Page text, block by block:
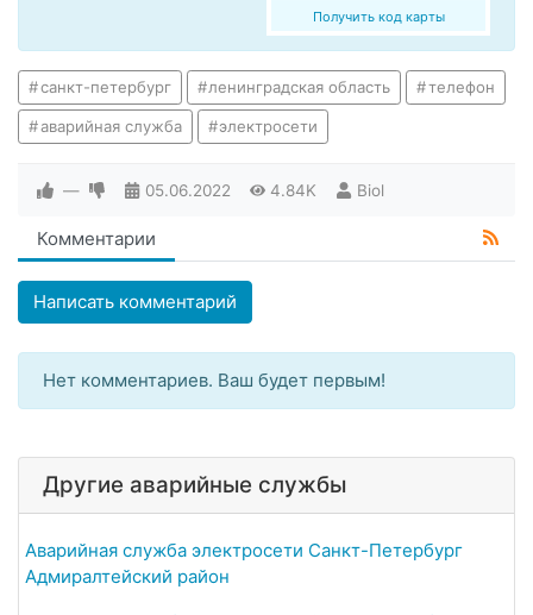
Получить код карты
санкт-петербург ленинградская область телефон
аварийная служба электросети
— 05.06.2022 4.84K Biol
Комментарии
Написать комментарий
Нет комментариев. Ваш будет первым!
Другие аварийные службы
Аварийная служба электросети Санкт-Петербург
Адмиралтейский район